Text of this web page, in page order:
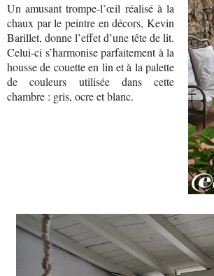
Un amusant trompe-l’œil réalisé à la
chaux par le peintre en décors, Kevin
Barillet, donne l’effet d’une tête de lit.
Celui-ci s’harmonise parfaitement à la
housse de couette en lin et à la palette
de couleurs utilisée dans cette
chambre : gris, ocre et blanc.